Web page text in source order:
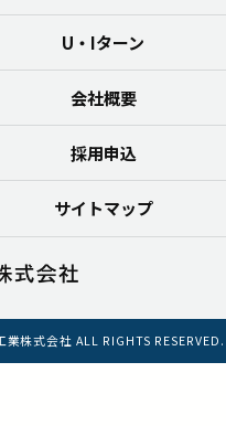
U・Iターン
会社概要
採用申込
サイトマップ
株式会社 ALL RIGHTS RESERVED.